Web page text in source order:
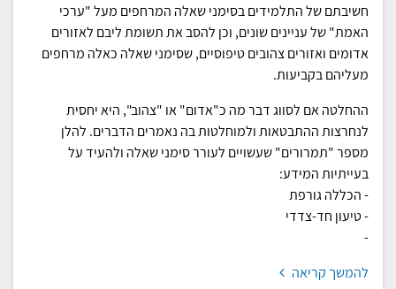
חשיבתם של התלמידים בסימני שאלה המרחפים מעל "ערכי
האמת" של עניינים שונים, וכן להסב את תשומת ליבם לאזורים
אדומים ואזורים צהובים טיפוסיים, שסימני שאלה כאלה מרחפים
מעליהם בקביעות.
ההחלטה אם לסווג דבר מה כ"אדום" או "צהוב", היא יחסית
לנחרצות ההתבטאות ולמוחלטות בה נאמרים הדברים. להלן
מספר "תמרורים" שעשויים לעורר סימני שאלה ולהעיד על
בעייתיות המידע:
- הכללה גורפת
- טיעון חד-צדדי
-
להמשך קריאה